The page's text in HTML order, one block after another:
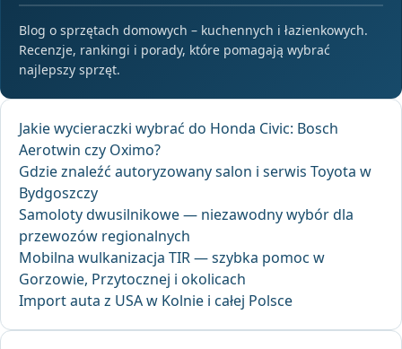
Blog o sprzętach domowych – kuchennych i łazienkowych.
Recenzje, rankingi i porady, które pomagają wybrać
najlepszy sprzęt.
Jakie wycieraczki wybrać do Honda Civic: Bosch
Aerotwin czy Oximo?
Gdzie znaleźć autoryzowany salon i serwis Toyota w
Bydgoszczy
Samoloty dwusilnikowe — niezawodny wybór dla
przewozów regionalnych
Mobilna wulkanizacja TIR — szybka pomoc w
Gorzowie, Przytocznej i okolicach
Import auta z USA w Kolnie i całej Polsce